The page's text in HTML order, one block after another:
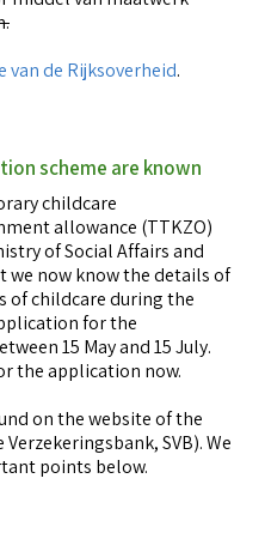
van de Rijksoverheid.
scheme are known
childcare
allowance (TTKZO)
of Social Affairs and
we now know the details of
of childcare during the
for the
15 May and 15 July.
the application now.
on the website of the
SVB). We
points below.